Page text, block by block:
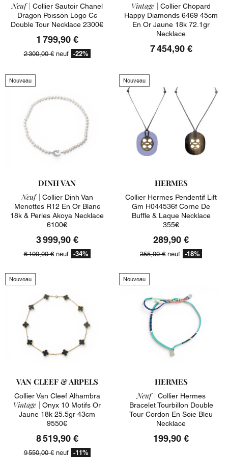
Neuf | Collier Sautoir Chanel
Dragon Poisson Logo Cc
Double Tour Necklace 2300€
1 799,90 €
2 300,00 €neuf -22%
Vintage | Collier Chopard
Happy Diamonds 6469 45cm
En Or Jaune 18k 72.1gr
Necklace
7 454,90 €
Nouveau
DINH VAN
Neuf | Collier Dinh Van
Menottes R12 En Or Blanc
18k & Perles Akoya Necklace
6100€
3 999,90 €
6 100,00 €neuf -34%
Nouveau
HERMES
Collier Hermes Pendentif Lift
Gm H044536f Corne De
Buffle & Laque Necklace
355€
289,90 €
355,00 € neuf -18%
Nouveau
VAN CLEEF & ARPELS
Collier Van Cleef Alhambra
Vintage | Onyx 10 Motifs Or
Jaune 18k 25.5gr 43cm
9550€
8 519,90 €
9 550,00 €neuf -11%
Nouveau
HERMES
Neuf | Collier Hermes
Bracelet Tourbillon Double
Tour Cordon En Soie Bleu
Necklace
199,90 €